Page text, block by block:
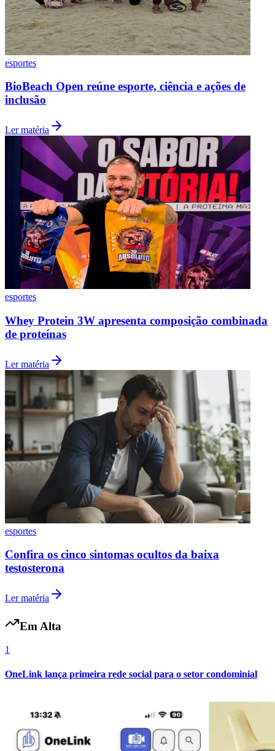
Fluminense
Vasco
esportes
BioBeach Open reúne esporte, ciência e ações de
inclusão
Ler matéria
esportes
Whey Protein 3W apresenta composição combinada
de proteínas
Ler matéria
esportes
Confira os cinco sintomas ocultos da baixa
testosterona
Ler matéria
Em Alta
1
OneLink lança primeira rede social para o setor condominial